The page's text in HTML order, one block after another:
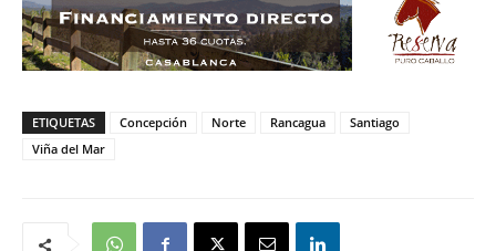
ETIQUETAS Concepción Norte Rancagua
Santiago
Viña del Mar